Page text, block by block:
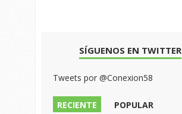
SÍGUENOS EN TWITTER
Tweets por @Conexion58
RECIENTE
POPULAR